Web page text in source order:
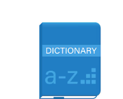
содержимому